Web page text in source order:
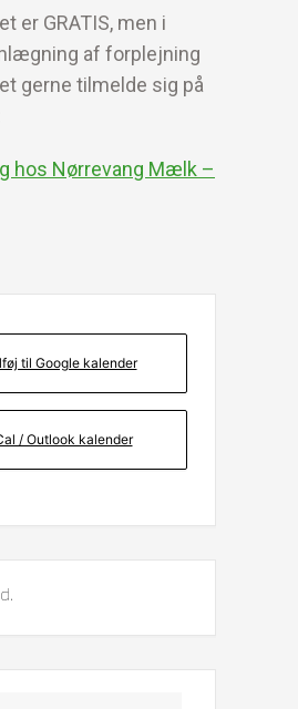
er GRATIS, men i
af forplejning
gerne tilmelde sig på
hos Nørrevang Mælk –
til Google kalender
/ Outlook kalender